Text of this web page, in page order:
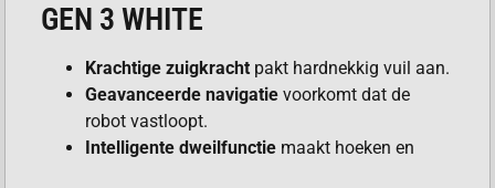
GEN 3 WHITE
Krachtige zuigkracht pakt hardnekkig vuil aan.
Geavanceerde navigatie voorkomt dat de
robot vastloopt.
Intelligente dweilfunctie maakt hoeken en